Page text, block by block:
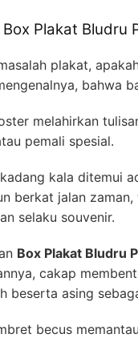
Plakat Bludru
plakat,
bahwa
melahirkan
pemali spesial.
kala ditemui
berkat jalan
selaku souvenir.
Box Plakat Bludru
cakap
beserta asing
becus memantau